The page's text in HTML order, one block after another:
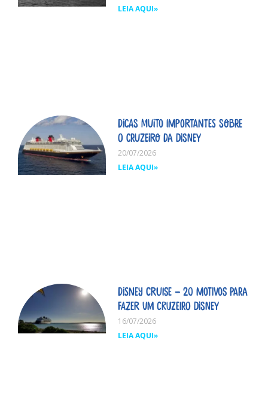
LEIA AQUI»
Dicas MUITO importantes sobre
o cruzeiro da Disney
20/07/2026
LEIA AQUI»
Disney Cruise – 20 motivos para
fazer um cruzeiro Disney
16/07/2026
LEIA AQUI»